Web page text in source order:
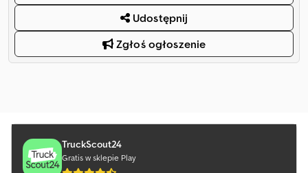
Udostępnij
Zgłoś ogłoszenie
TruckScout24
Gratis w sklepie Play